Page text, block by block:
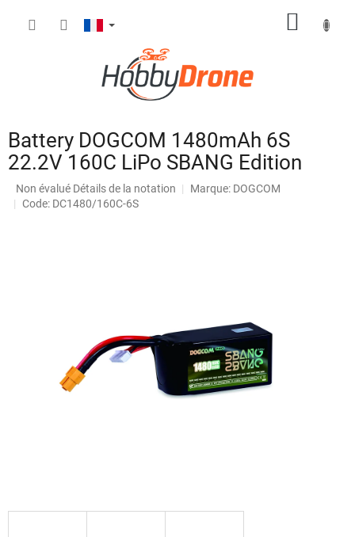
Battery DOGCOM 1480mAh 6S
22.2V 160C LiPo SBANG Edition
L'évaluation
moyenne
Non évalué Détails de la notation Marque: DOGCOM
Code: DC1480/160C-6S